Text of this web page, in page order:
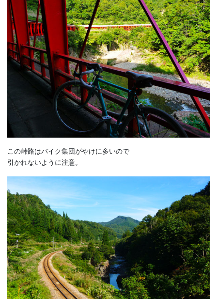
この峠路はバイク集団がやけに多いので
引かれないように注意。